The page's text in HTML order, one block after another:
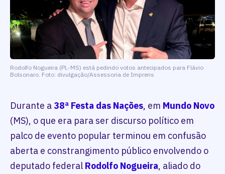
Rodolfo Nogueira (PL-MS) está pedindo votos antecipados para Flávio
Bolsonaro. Foto: divulgação/Assessoria de Imprens
Durante a 38ª Festa das Nações, em Mundo Novo
(MS), o que era para ser discurso político em
palco de evento popular terminou em confusão
aberta e constrangimento público envolvendo o
deputado federal Rodolfo Nogueira, aliado do